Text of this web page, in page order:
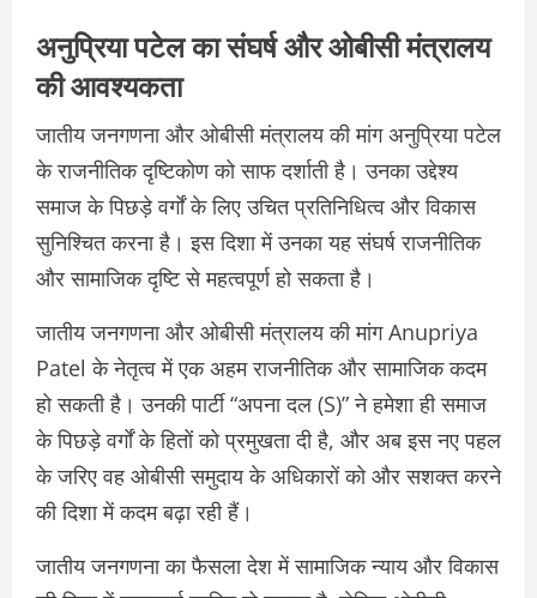
अनुप्रिया पटेल का संघर्ष और ओबीसी मंत्रालय
की आवश्यकता
जातीय जनगणना और ओबीसी मंत्रालय की मांग अनुप्रिया पटेल
के राजनीतिक दृष्टिकोण को साफ दर्शाती है। उनका उद्देश्य
समाज के पिछड़े वर्गों के लिए उचित प्रतिनिधित्व और विकास
सुनिश्चित करना है। इस दिशा में उनका यह संघर्ष राजनीतिक
और सामाजिक दृष्टि से महत्वपूर्ण हो सकता है।
जातीय जनगणना और ओबीसी मंत्रालय की मांग Anupriya
Patel के नेतृत्व में एक अहम राजनीतिक और सामाजिक कदम
हो सकती है। उनकी पार्टी “अपना दल (S)” ने हमेशा ही समाज
के पिछड़े वर्गों के हितों को प्रमुखता दी है, और अब इस नए पहल
के जरिए वह ओबीसी समुदाय के अधिकारों को और सशक्त करने
की दिशा में कदम बढ़ा रही हैं।
जातीय जनगणना का फैसला देश में सामाजिक न्याय और विकास